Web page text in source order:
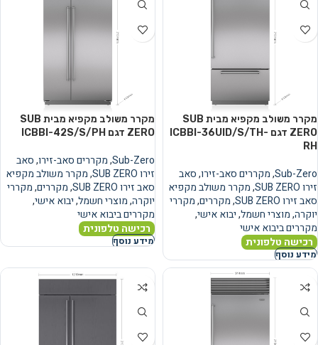
מקרר משולב מקפיא מבית SUB
ZERO דגם ICBBI-36UID/S/TH-
RH
Sub-Zero
,מקררים סאב-זירו,סאב
זירו SUB ZERO
,מקרר משולב מקפיא
סאב זירו SUB ZERO
,מקררים,מקררי
יוקרה,מוצרי חשמל,יבוא אישי,
מקררים ביבוא אישי
רכישה טלפונית
מידע נוסף
מקרר משולב מקפיא מבית SUB
ZERO דגם ICBBI-42S/S/PH
Sub-Zero
,מקררים סאב-זירו,סאב
זירו SUB ZERO
,מקרר משולב מקפיא
סאב זירו SUB ZERO
,מקררים,מקררי
יוקרה,מוצרי חשמל,יבוא אישי,
מקררים ביבוא אישי
רכישה טלפונית
מידע נוסף